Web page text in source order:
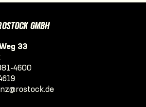
GMBH
33
4600